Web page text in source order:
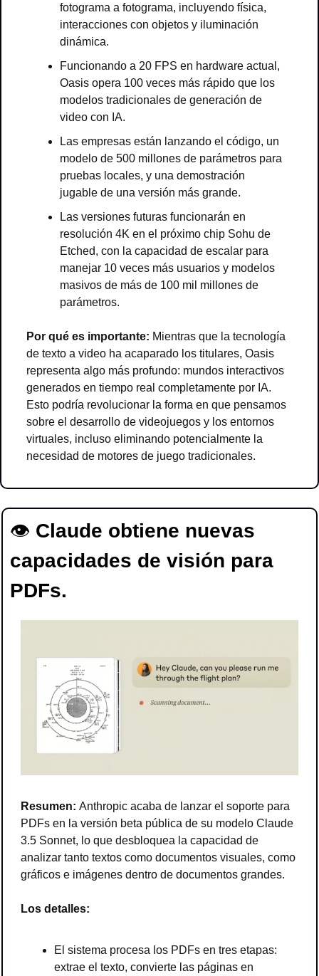
fotograma a fotograma, incluyendo física,
interacciones con objetos y iluminación
dinámica.
Funcionando a 20 FPS en hardware actual,
Oasis opera 100 veces más rápido que los
modelos tradicionales de generación de
video con IA.
Las empresas están lanzando el código, un
modelo de 500 millones de parámetros para
pruebas locales, y una demostración
jugable de una versión más grande.
Las versiones futuras funcionarán en
resolución 4K en el próximo chip Sohu de
Etched, con la capacidad de escalar para
manejar 10 veces más usuarios y modelos
masivos de más de 100 mil millones de
parámetros.
Por qué es importante: Mientras que la tecnología
de texto a video ha acaparado los titulares, Oasis
representa algo más profundo: mundos interactivos
generados en tiempo real completamente por IA.
Esto podría revolucionar la forma en que pensamos
sobre el desarrollo de videojuegos y los entornos
virtuales, incluso eliminando potencialmente la
necesidad de motores de juego tradicionales.
👁 Claude obtiene nuevas
capacidades de visión para
PDFs.
Resumen: Anthropic acaba de lanzar el soporte para
PDFs en la versión beta pública de su modelo Claude
3.5 Sonnet, lo que desbloquea la capacidad de
analizar tanto textos como documentos visuales, como
gráficos e imágenes dentro de documentos grandes.
Los detalles:
El sistema procesa los PDFs en tres etapas:
extrae el texto, convierte las páginas en